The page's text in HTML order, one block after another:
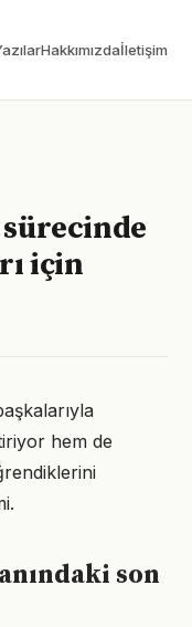
Hakkımızdaİletişim
için
hem de
son